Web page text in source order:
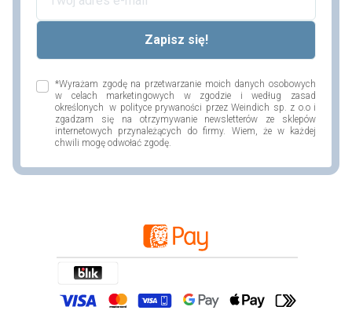
*Wyrażam zgodę na przetwarzanie moich danych osobowych
w celach marketingowych w zgodzie i według zasad
określonych w polityce prywaności przez Weindich sp. z o.o i
zgadzam się na otrzymywanie newsletterów ze sklepów
internetowych przynależących do firmy. Wiem, że w każdej
chwili mogę odwołać zgodę.